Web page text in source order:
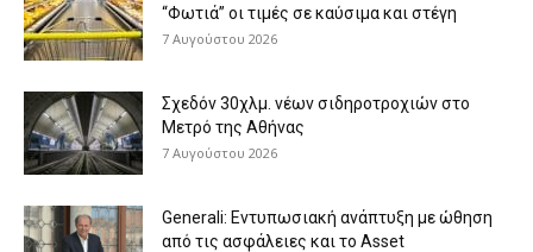
“Φωτιά” οι τιμές σε καύσιμα και στέγη
7 Αυγούστου 2026
Σχεδόν 30χλμ. νέων σιδηροτροχιών στο
Μετρό της Αθήνας
7 Αυγούστου 2026
Generali: Eντυπωσιακή ανάπτυξη με ώθηση
από τις ασφάλειες και το Asset